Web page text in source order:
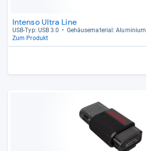
Intenso Ultra Line
USB-​Typ: USB 3.0
Gehäu­se­ma­te­rial: Alu­mi­nium
Zum Produkt